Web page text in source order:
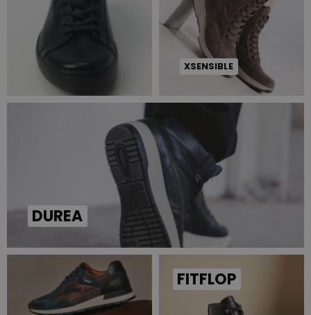
XSENSIBLE
DUREA
FITFLOP